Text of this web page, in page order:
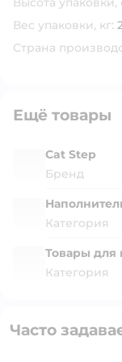
Вес упаковки, кг:
Страна
Ещё товары
Cat Step
Бренд
Категория
Товары для
Категория
Часто